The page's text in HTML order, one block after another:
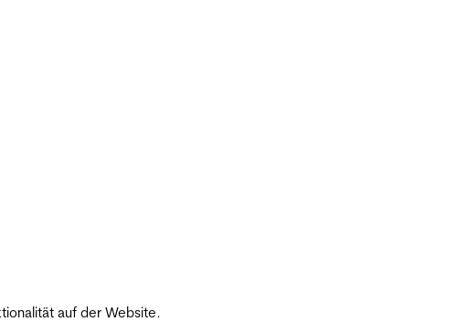
auf der Website.